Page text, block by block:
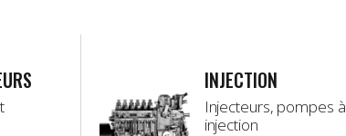
INJECTION
Injecteurs, pompes à
injection